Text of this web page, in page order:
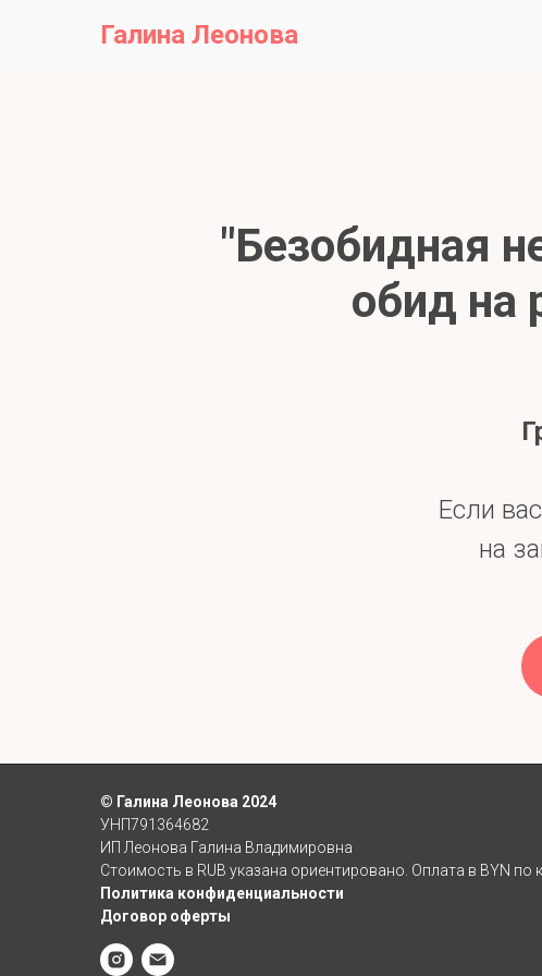
Галина Леонова
"Безобидная
обид на
Если
на
© Галина Леонова 2024
УНП791364682
ИП Леонова Галина Владимировна
Стоимость в RUB указана ориентировано. Оплата в BYN по
Политика конфиденциальности
Договор оферты